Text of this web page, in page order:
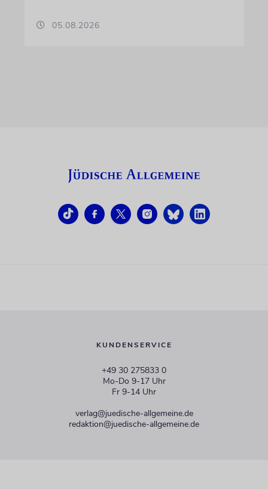
05.08.2026
KUNDENSERVICE
+49 30 275833 0
Mo-Do 9-17 Uhr
Fr 9-14 Uhr
verlag@juedische-allgemeine.de
redaktion@juedische-allgemeine.de